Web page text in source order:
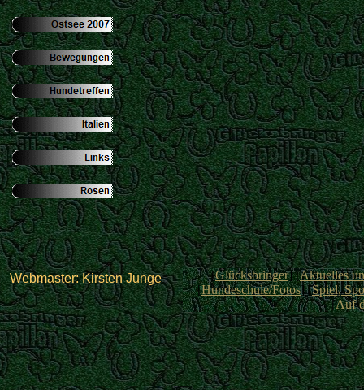
Webmaster: Kirsten Junge [Glücksbringer] [Aktuelles
[Hundeschule/Fotos] [Spiel,
[Auf